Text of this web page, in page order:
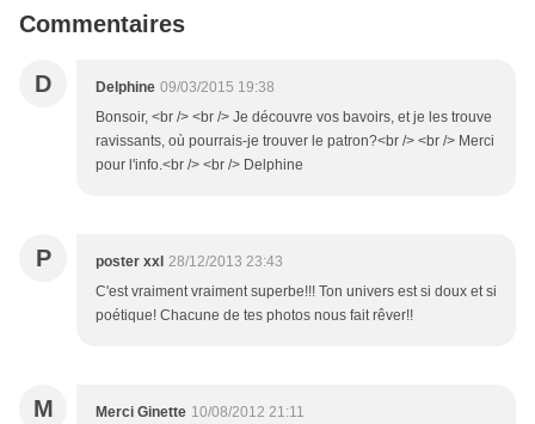
Commentaires
D Delphine 09/03/2015 19:38
Bonsoir, <br /> <br /> Je découvre vos bavoirs, et je les trouve
ravissants, où pourrais-je trouver le patron?<br /> <br /> Merci
pour l'info.<br /> <br /> Delphine
P poster xxl 28/12/2013 23:43
C'est vraiment vraiment superbe!!! Ton univers est si doux et si
poétique! Chacune de tes photos nous fait rêver!!
M Merci Ginette 10/08/2012 21:11